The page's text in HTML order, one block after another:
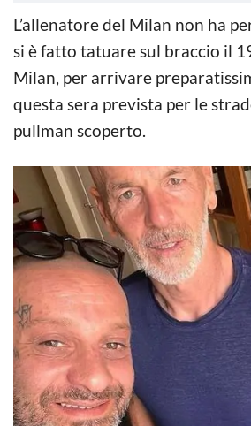
L’allenatore del Milan non ha
si è fatto tatuare sul braccio il
Milan, per arrivare
questa sera prevista per le
pullman scoperto.